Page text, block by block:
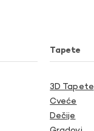
Tapete
3D Tapete
Cveće
Dečije